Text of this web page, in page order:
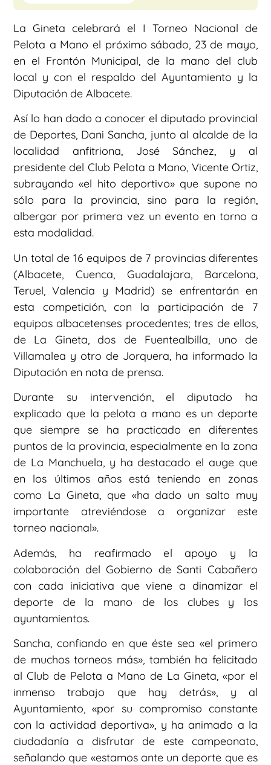
La Gineta celebrará el I Torneo Nacional de
Pelota a Mano el próximo sábado, 23 de mayo,
en el Frontón Municipal, de la mano del club
local y con el respaldo del Ayuntamiento y la
Diputación de Albacete.
Así lo han dado a conocer el diputado provincial
de Deportes, Dani Sancha, junto al alcalde de la
localidad anfitriona, José Sánchez, y al
presidente del Club Pelota a Mano, Vicente Ortiz,
subrayando «el hito deportivo» que supone no
sólo para la provincia, sino para la región,
albergar por primera vez un evento en torno a
esta modalidad.
Un total de 16 equipos de 7 provincias diferentes
(Albacete, Cuenca, Guadalajara, Barcelona,
Teruel, Valencia y Madrid) se enfrentarán en
esta competición, con la participación de 7
equipos albacetenses procedentes; tres de ellos,
de La Gineta, dos de Fuentealbilla, uno de
Villamalea y otro de Jorquera, ha informado la
Diputación en nota de prensa.
Durante su intervención, el diputado ha
explicado que la pelota a mano es un deporte
que siempre se ha practicado en diferentes
puntos de la provincia, especialmente en la zona
de La Manchuela, y ha destacado el auge que
en los últimos años está teniendo en zonas
como La Gineta, que «ha dado un salto muy
importante atreviéndose a organizar este
torneo nacional».
Además, ha reafirmado el apoyo y la
colaboración del Gobierno de Santi Cabañero
con cada iniciativa que viene a dinamizar el
deporte de la mano de los clubes y los
ayuntamientos.
Sancha, confiando en que éste sea «el primero
de muchos torneos más», también ha felicitado
al Club de Pelota a Mano de La Gineta, «por el
inmenso trabajo que hay detrás», y al
Ayuntamiento, «por su compromiso constante
con la actividad deportiva», y ha animado a la
ciudadanía a disfrutar de este campeonato,
señalando que «estamos ante un deporte que es